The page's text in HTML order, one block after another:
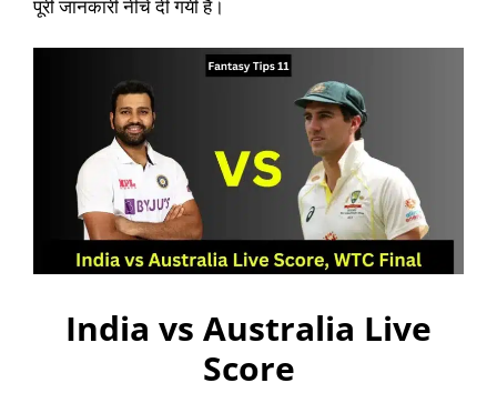
पूरी जानकारी नीचे दी गयी है।
India vs Australia Live
Score